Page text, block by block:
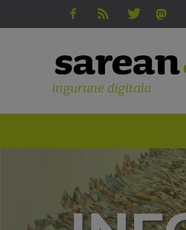
ingurune digitala